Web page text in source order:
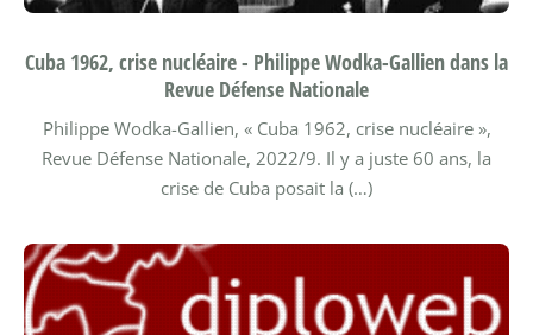
Cuba 1962, crise nucléaire - Philippe Wodka-Gallien dans la
Revue Défense Nationale
Philippe Wodka-Gallien, « Cuba 1962, crise nucléaire »,
Revue Défense Nationale, 2022/9. Il y a juste 60 ans, la
crise de Cuba posait la (…)